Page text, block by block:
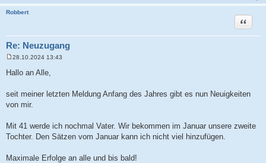
Robbert
Re: Neuzugang
Zitat
e
i
a
g
28.10.2024 13:43
Hallo an Alle,
seit meiner letzten Meldung Anfang des Jahres gibt es nun Neuigkeiten
von mir.
Mit 41 werde ich nochmal Vater. Wir bekommen im Januar unsere zweite
Tochter. Den Sätzen vom Januar kann ich nicht viel hinzufügen.
Maximale Erfolge an alle und bis bald!